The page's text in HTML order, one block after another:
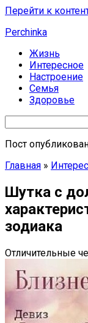
Перейти к
Perchinka
Жизнь
Интересное
Настроение
Семья
Здоровье
Пост
Главная »
Шутка с
зодиака
Отличительные